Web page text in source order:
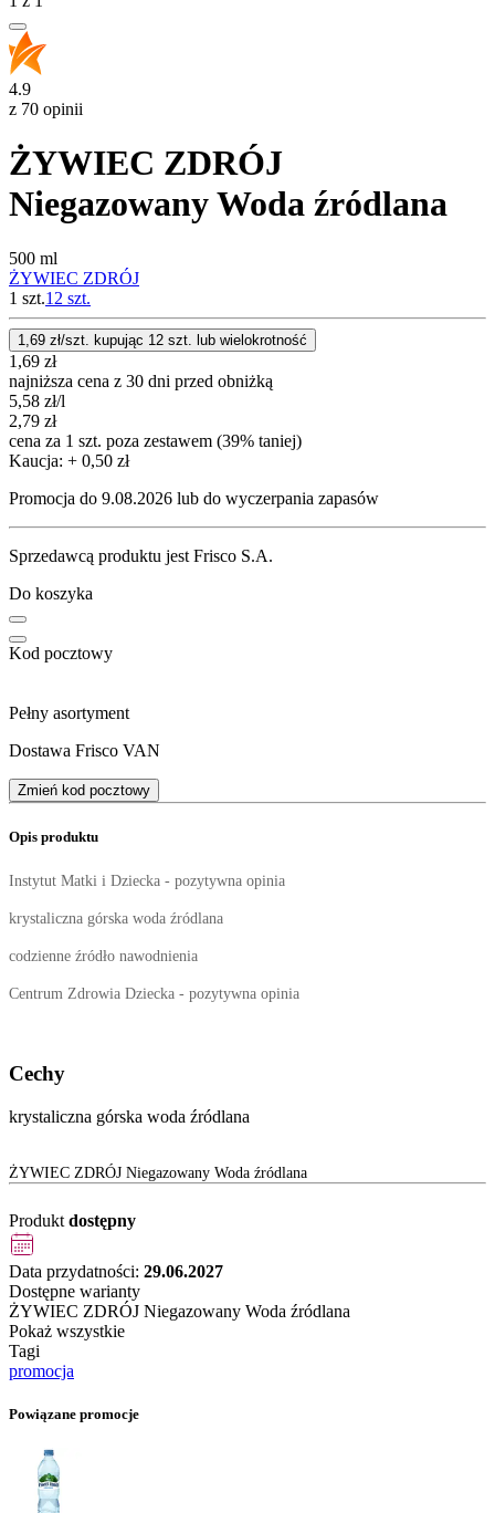
4.9
z 70 opinii
ŻYWIEC ZDRÓJ
Niegazowany Woda źródlana
500 ml
ŻYWIEC ZDRÓJ
1 szt.12 szt.
1,69 zł/szt. kupując 12 szt. lub wielokrotność
1,69 zł
najniższa cena z 30 dni przed obniżką
5,58 zł/l
2,79 zł
cena za 1 szt. poza zestawem (39% taniej)
Kaucja: + 0,50 zł
Promocja do 9.08.2026 lub do wyczerpania zapasów
Sprzedawcą produktu jest Frisco S.A.
Do koszyka
Kod pocztowy
Pełny asortyment
Dostawa Frisco VAN
Zmień kod pocztowy
Opis produktu
Instytut Matki i Dziecka - pozytywna opinia
krystaliczna górska woda źródlana
codzienne źródło nawodnienia
Centrum Zdrowia Dziecka - pozytywna opinia
Cechy
krystaliczna górska woda źródlana
ŻYWIEC ZDRÓJ Niegazowany Woda źródlana
Produkt dostępny
Data przydatności: 29.06.2027
Dostępne warianty
ŻYWIEC ZDRÓJ Niegazowany Woda źródlana
Pokaż wszystkie
Tagi
promocja
Powiązane promocje